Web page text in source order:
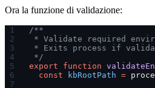
Ora la funzione di validazione:
/**
* Validate required
* Exits process if
*/
export function
  const
kbRootPath =